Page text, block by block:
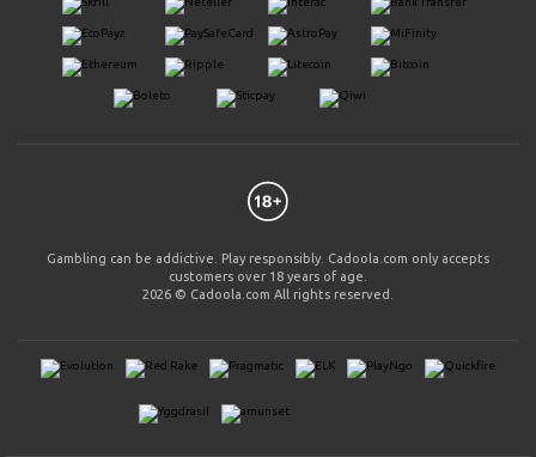
Gambling can be addictive. Play responsibly. Cadoola.com only accepts
customers over 18 years of age.
2026 © Cadoola.com All rights reserved.